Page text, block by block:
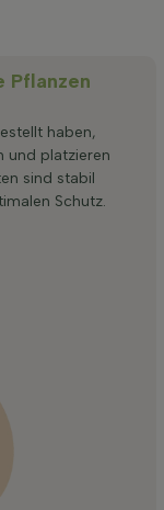
Pflanzen
haben,
und platzieren
sind stabil
Schutz.